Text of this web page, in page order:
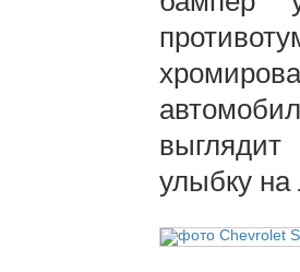
улыбку на